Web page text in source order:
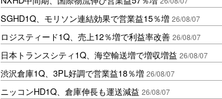
SGHD1Q、モリソン連結効果で営業益15％増 26/08/07
ロジスティード1Q、売上12％増で利益率改善 26/08/07
日本トランスシティ1Q、海空輸送増で増収増益 26/08/07
渋沢倉庫1Q、3PL好調で営業益18％増 26/08/07
ニッコンHD1Q、倉庫伸長も運送減益 26/08/07